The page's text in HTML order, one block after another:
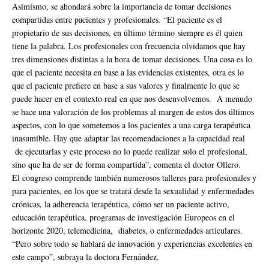
Asimismo, se ahondará sobre la importancia de tomar decisiones
compartidas entre pacientes y profesionales. “El paciente es el
propietario de sus decisiones, en último término siempre es él quien
tiene la palabra. Los profesionales con frecuencia olvidamos que hay
tres dimensiones distintas a la hora de tomar decisiones. Una cosa es lo
que el paciente necesita en base a las evidencias existentes, otra es lo
que el paciente prefiere en base a sus valores y finalmente lo que se
puede hacer en el contexto real en que nos desenvolvemos. A menudo
se hace una valoración de los problemas al margen de estos dos últimos
aspectos, con lo que sometemos a los pacientes a una carga terapéutica
inasumible. Hay que adaptar las recomendaciones a la capacidad real
de ejecutarlas y este proceso no lo puede realizar solo el profesional,
sino que ha de ser de forma compartida”, comenta el doctor Ollero.
El congreso comprende también numerosos talleres para profesionales y
para pacientes, en los que se tratará desde la sexualidad y enfermedades
crónicas, la adherencia terapéutica, cómo ser un paciente activo,
educación terapéutica, programas de investigación Europeos en el
horizonte 2020, telemedicina, diabetes, o enfermedades articulares.
“Pero sobre todo se hablará de innovación y experiencias excelentes en
este campo”, subraya la doctora Fernández.